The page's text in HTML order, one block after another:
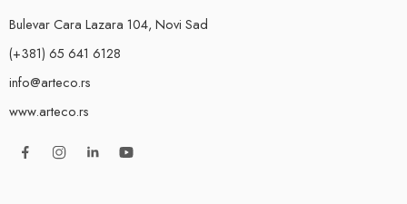
Bulevar Cara Lazara 104, Novi Sad
(+381) 65 641 6128
info@arteco.rs
www.arteco.rs